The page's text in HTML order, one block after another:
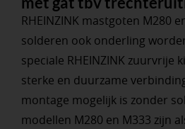
RHEINZINK mastgoten M280
solderen ook onderling
speciale RHEINZINK zuurvrije
sterke en duurzame
montage mogelijk is zonder
modellen M280 en M333 zijn